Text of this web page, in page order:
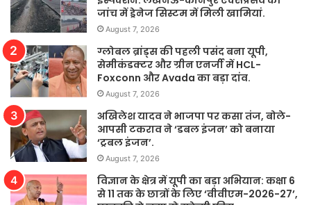
जांच में ड्रेनेज सिस्टम में मिली खामियां.
August 7, 2026
ग्लोबल ब्रांड्स की पहली पसंद बना यूपी,
सेमीकंडक्टर और ग्रीन एनर्जी में HCL-
Foxconn और Avada का बड़ा दांव.
August 7, 2026
अखिलेश यादव ने भाजपा पर कसा तंज, बोले-
आपसी टकराव ने ‘डबल इंजन’ को बनाया
‘ट्रबल इंजन’.
August 7, 2026
विज्ञान के क्षेत्र में यूपी का बड़ा अभियान: कक्षा 6
से 11 तक के छात्रों के लिए ‘वीवीएम-2026-27’,